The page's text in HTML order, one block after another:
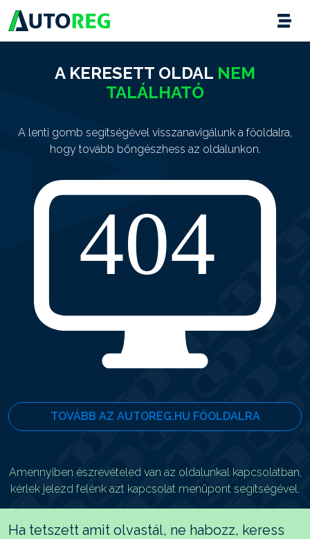
A KERESETT OLDAL NEM
TALÁLHATÓ
A lenti gomb segítségével visszanavigálunk a főoldalra,
hogy tovább böngészhess az oldalunkon.
TOVÁBB AZ AUTOREG.HU FŐOLDALRA
Amennyiben észrevételed van az oldalunkal kapcsolatban,
kérlek jelezd felénk azt kapcsolat menüpont segítségével.
Ha tetszett amit olvastál, ne habozz, keress